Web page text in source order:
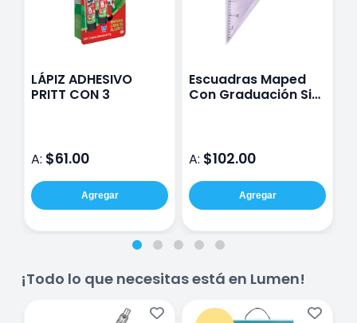
LÁPIZ ADHESIVO
PRITT CON 3
A: $61.00
Agregar
Escuadras Maped
Con Graduación Sin
A: $102.00
Agregar
¡Todo lo que necesitas está en Lumen!